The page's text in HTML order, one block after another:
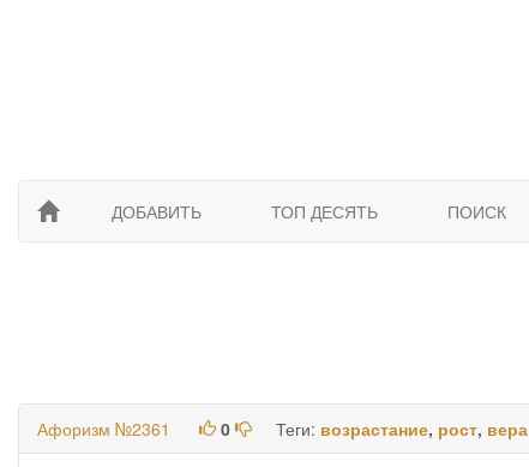
ДОБАВИТЬ ТОП ДЕСЯТЬ ПОИСК
Афоризм №2361 0 Теги: возрастание, рост, вера